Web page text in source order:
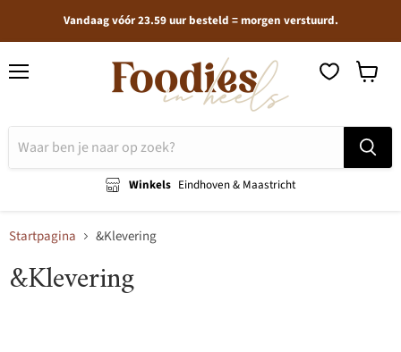
Vandaag vóór 23.59 uur besteld = morgen verstuurd.
Winkels Eindhoven & Maastricht
Startpagina &Klevering
&Klevering